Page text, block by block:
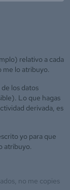
relativo a cada
me lo atribuyo.
los datos
Lo que hagas
derivada, es
yo para que
atribuyo.
no me copies